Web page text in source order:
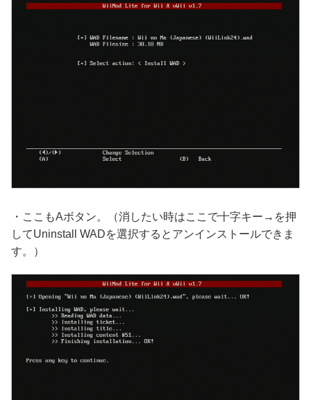
・ここもAボタン。（消したい時はここで十字キー→を押
してUninstall WADを選択するとアンインストールできま
す。）